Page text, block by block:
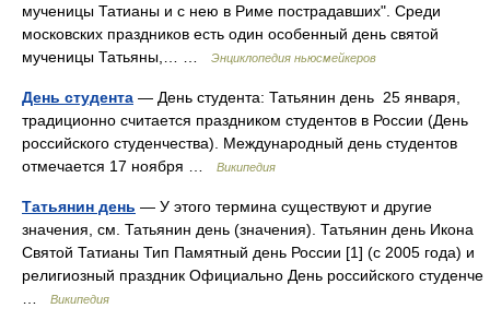
мученицы Татианы и с нею в Риме пострадавших". Среди
московских праздников есть один особенный день святой
мученицы Татьяны,… …
Энциклопедия ньюсмейкеров
День студента — День студента: Татьянин день 25 января,
традиционно считается праздником студентов в России (День
российского студенчества). Международный день студентов
отмечается 17 ноября …
Википедия
Татьянин день — У этого термина существуют и другие
значения, см. Татьянин день (значения). Татьянин день Икона
Святой Татианы Тип Памятный день России [1] (с 2005 года) и
религиозный праздник Официально День российского студенче
Википедия